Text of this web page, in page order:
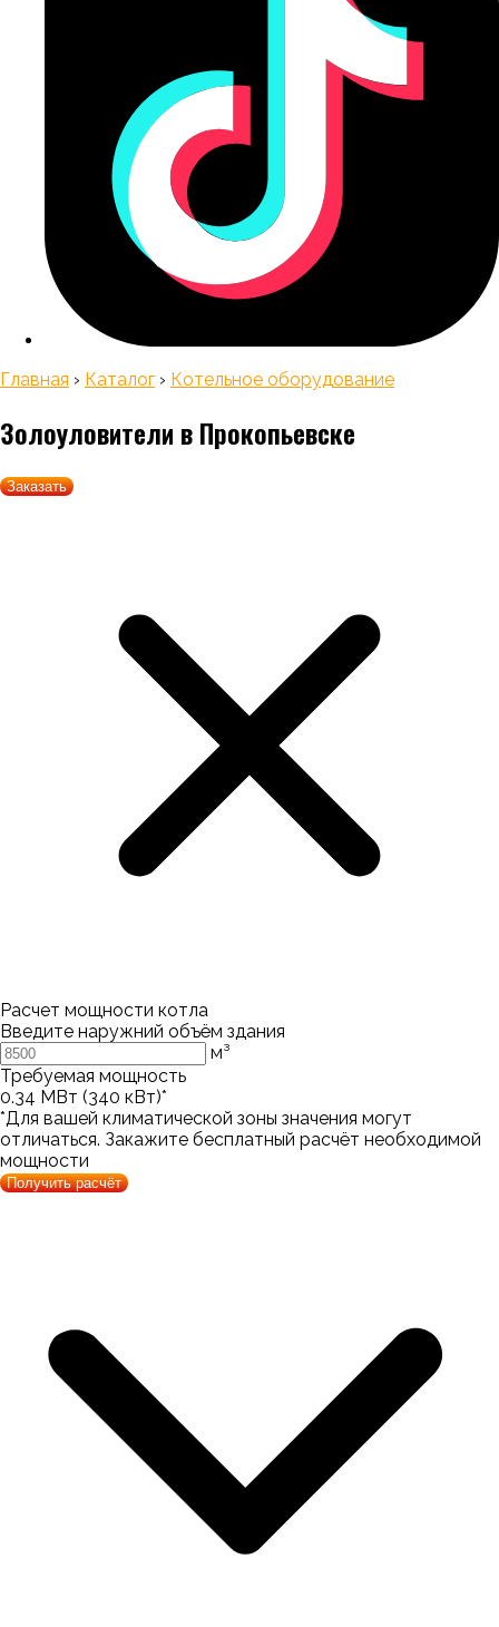
Главная › Каталог › Котельное оборудование
Золоуловители в Прокопьевске
Заказать
Расчет мощности котла
Введите наружний объём здания
м³
Требуемая мощность
0.34 МВт (340 кВт)*
*Для вашей климатической зоны значения могут
отличаться. Закажите бесплатный расчёт необходимой
мощности
Получить расчёт